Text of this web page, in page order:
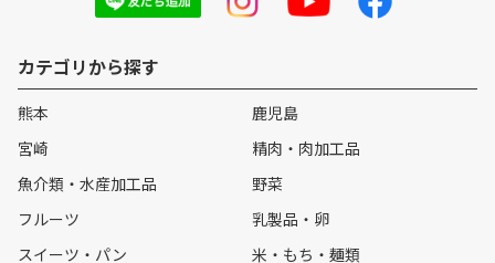
カテゴリから探す
熊本
鹿児島
宮崎
精肉・肉加工品
魚介類・水産加工品
野菜
フルーツ
乳製品・卵
スイーツ・パン
米・もち・麺類